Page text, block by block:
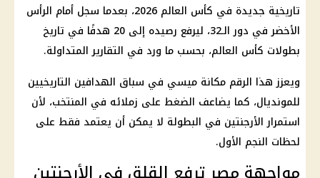
تاريخية جديدة في كأس العالم 2026
، بعدما سجل أمام الرأس
الأخضر في دور الـ32، ليرفع رصيده إلى 20 هدفًا في تاريخ
بطولات كأس العالم، بحسب ما ورد في التقارير المتداولة.
ويعزز هذا الرقم مكانة ميسي في سباق الهدافين التاريخيين
للمونديال، كما يضاعف الضغط على زملائه في المنتخب، لأن
استمرار الأرجنتين في البطولة لا يمكن أن يعتمد فقط على
لحظات النجم الأول.